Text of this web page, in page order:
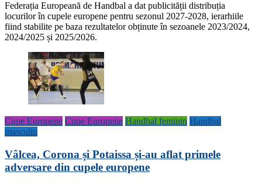
Federația Europeană de Handbal a dat publicității distribuția
locurilor în cupele europene pentru sezonul 2027-2028, ierarhiile
fiind stabilite pe baza rezultatelor obținute în sezoanele 2023/2024,
2024/2025 și 2025/2026.
Cupe Europene Cupe Europene Handbal feminin Handbal
masculin
Vâlcea, Corona și Potaissa și-au aflat primele
adversare din cupele europene